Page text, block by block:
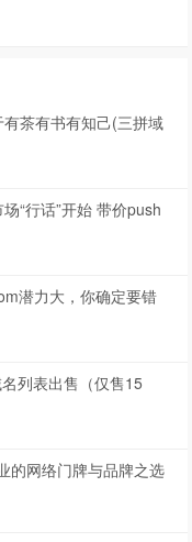
茶有书有知己(三拼域
“行话”开始 带价push
潜力大，你确定要错
列表出售（仅售15
的网络门牌与品牌之选